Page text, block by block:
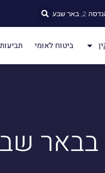
באר שבע
ביטוח לאומי
בבאר